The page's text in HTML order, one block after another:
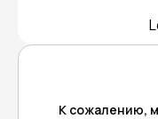
К сожалению,